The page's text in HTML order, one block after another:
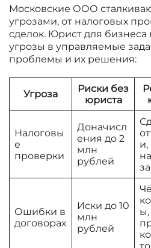
Московские ООО
угрозами, от налоговых
сделок. Юрист для
угрозы в управляемые
проблемы и их решения:
Угроза
Риски без
юриста
Налоговы
е
проверки
Доначисл
ения до 2
млн
рублей
и,
на
Ошибки в
договорах
Иски до 10
млн
рублей
ы,